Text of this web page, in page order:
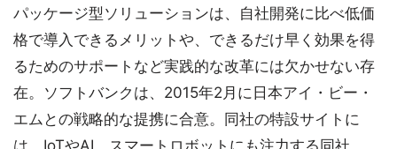
パッケージ型ソリューションは、自社開発に比べ低価
格で導入できるメリットや、できるだけ早く効果を得
るためのサポートなど実践的な改革には欠かせない存
在。ソフトバンクは、2015年2月に日本アイ・ビー・
エムとの戦略的な提携に合意。同社の特設サイトに
は、IoTやAI、スマートロボットにも注力する同社